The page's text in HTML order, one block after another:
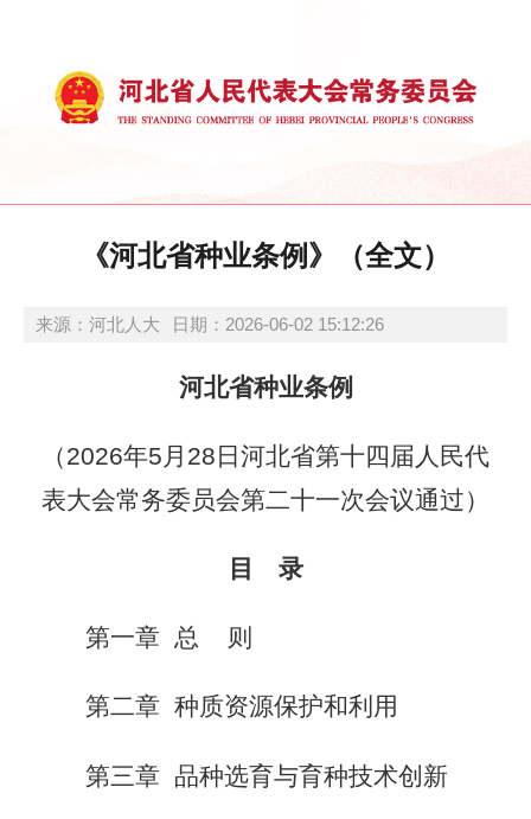
《河北省种业条例》（全文）
来源：河北人大 日期：2026-06-02 15:12:26
河北省种业条例
（2026年5月28日河北省第十四届人民代
表大会常务委员会第二十一次会议通过）
目 录
第一章 总 则
第二章 种质资源保护和利用
第三章 品种选育与育种技术创新